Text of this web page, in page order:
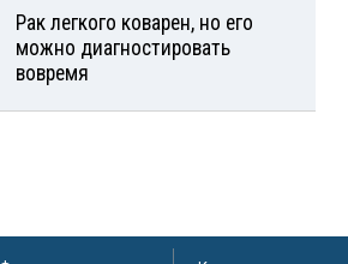
Рак легкого коварен, но его
можно диагностировать
вовремя